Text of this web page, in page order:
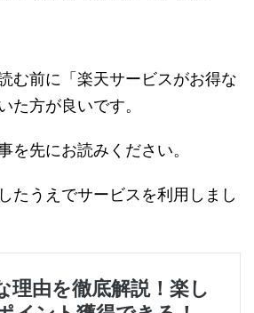
む前に「楽天サービスがお得な
た方が良いです。
を先にお読みください。
たうえでサービスを利用しまし